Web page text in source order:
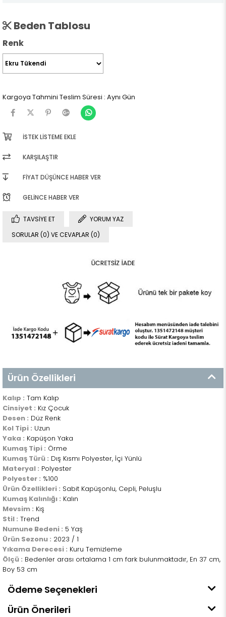
Beden Tablosu
Renk
Kargoya Tahmini Teslim Süresi : Aynı Gün
İSTEK LISTEME EKLE
KARŞILAŞTIR
FIYAT DÜŞÜNCE HABER VER
GELINCE HABER VER
TAVSIYE ET
YORUM YAZ
SORULAR (0) VE CEVAPLAR (0)
Ürün Özellikleri
Kalıp : Tam Kalıp
Cinsiyet : Kız Çocuk
Desen : Düz Renk
Kol Tipi : Uzun
Yaka : Kapüşon Yaka
Kumaş Tipi : Örme
Kumaş Türü : Dış Kısmı Polyester, İçi Yünlü
Materyal : Polyester
Polyester : %100
Ürün Özellikleri : Sabit Kapüşonlu, Cepli, Peluşlu
Kumaş Kalınlığı : Kalın
Mevsim : Kış
Stil : Trend
Numune Bedeni : 5 Yaş
Ürün Sezonu : 2023 / 1
Yıkama Derecesi : Kuru Temizleme
Ölçü : Bedenler arası ortalama 1 cm fark bulunmaktadır, En 37 cm,
Boy 53 cm
Ödeme Seçenekleri
Ürün Önerileri